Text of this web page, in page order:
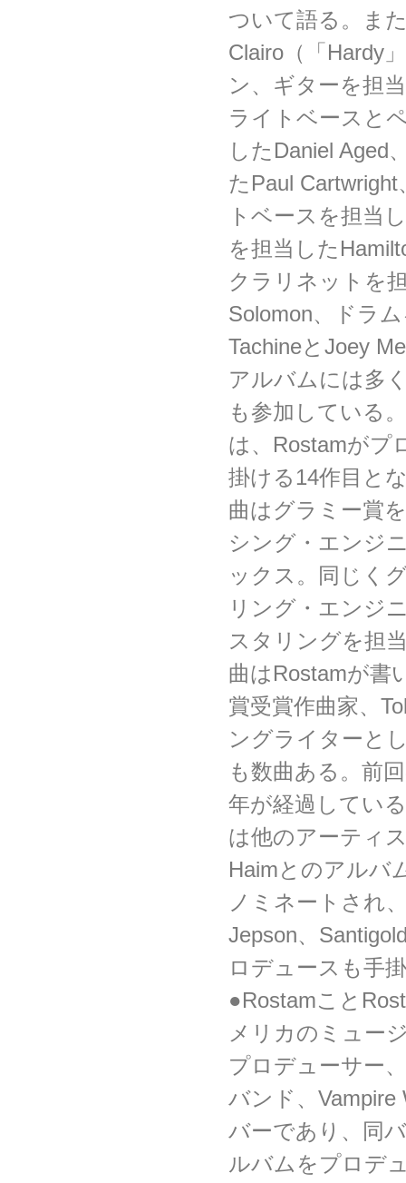
ついて語る。ま
Clairo（「Hardy
ン、ギターを担
ライトベースと
したDaniel Aged
たPaul
トベースを担当
を担当した
クラリネットを
Solomon、ドラ
TachineとJoey
アルバムには多
も参加している
は、Rostamがプ
掛ける14作目と
曲はグラミー賞
シング・エンジ
ックス。同じく
リング・エンジ
スタリングを担
曲はRostamが書
賞受賞作曲家、
ングライターと
も数曲ある。前
年が経過してい
は他のアーティ
Haimとのアルバ
ノミネートされ
Jepson、
ロデュースも手
●Rostamこと
メリカのミュー
プロデューサー
バンド、Vampire
バーであり、同
ルバムをプロデ